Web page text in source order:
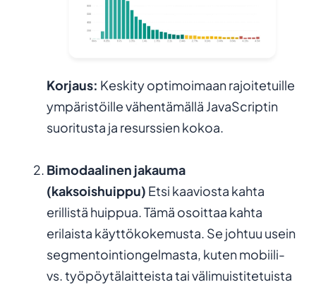
Korjaus: Keskity optimoimaan rajoitetuille
ympäristöille vähentämällä JavaScriptin
suoritusta ja resurssien kokoa.
Bimodaalinen jakauma
(kaksoishuippu) Etsi kaaviosta kahta
erillistä huippua. Tämä osoittaa kahta
erilaista käyttökokemusta. Se johtuu usein
segmentointiongelmasta, kuten mobiili-
vs. työpöytälaitteista tai välimuistitetuista